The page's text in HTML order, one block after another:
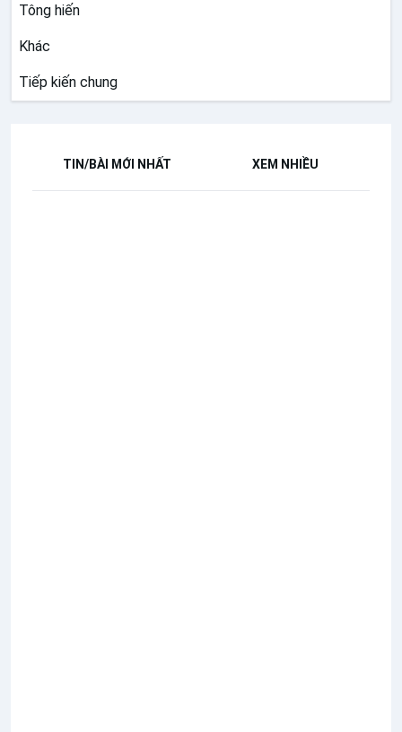
Tông hiến
Khác
Tiếp kiến chung
TIN/BÀI MỚI NHẤT XEM NHIỀU